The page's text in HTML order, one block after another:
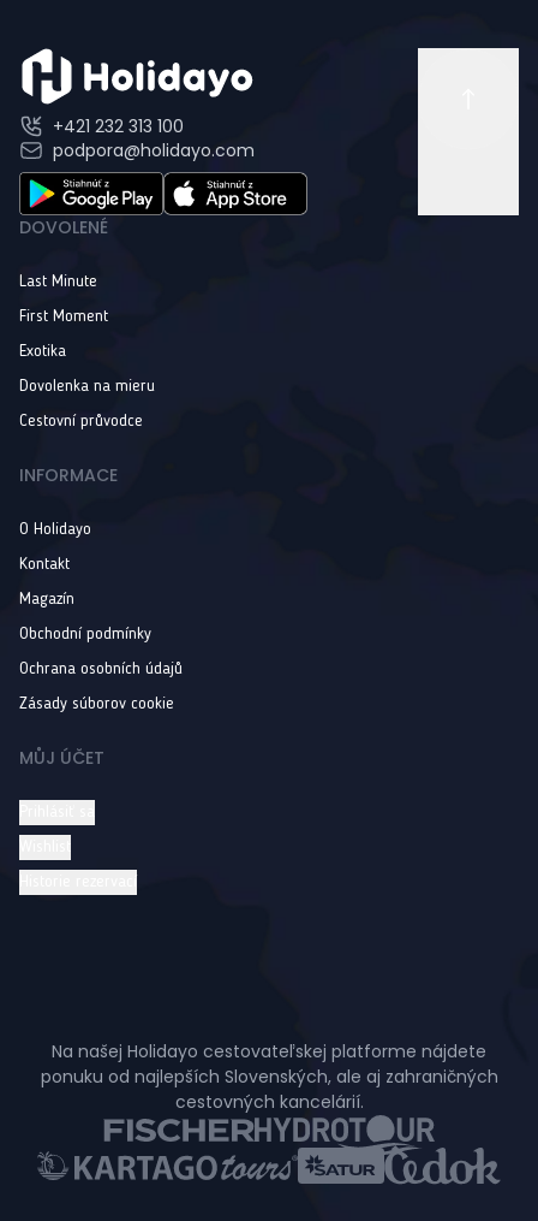
+421 232 313 100
podpora@holidayo.com
DOVOLENÉ
Last Minute
First Moment
Exotika
Dovolenka na mieru
Cestovní průvodce
INFORMACE
O Holidayo
Kontakt
Magazín
Obchodní podmínky
Ochrana osobních údajů
Zásady súborov cookie
MŮJ ÚČET
Na našej Holidayo cestovateľskej platforme nájdete
ponuku od najlepších Slovenských, ale aj zahraničných
cestovných kancelárií.